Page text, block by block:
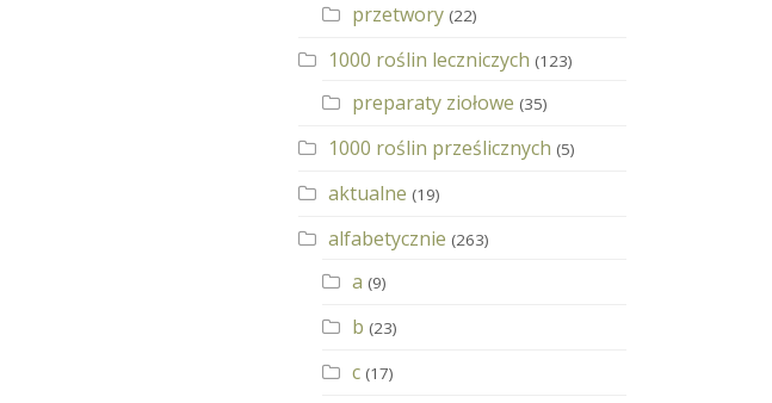
przetwory (22)
1000 roślin leczniczych (123)
preparaty ziołowe (35)
1000 roślin prześlicznych (5)
aktualne (19)
alfabetycznie (263)
a (9)
b (23)
c (17)